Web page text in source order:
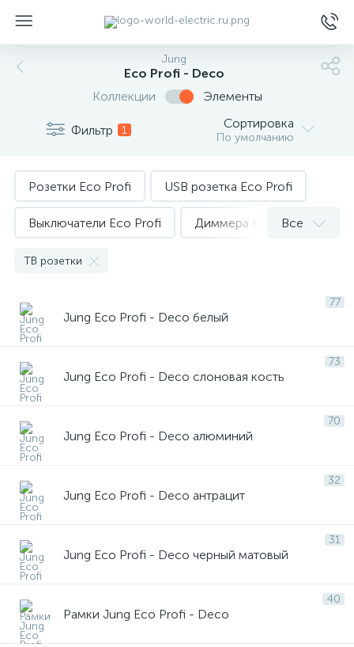
Jung
Eco Profi - Deco
Коллекции
Элементы
Фильтр 1 Сортировка
По умолчанию
Розетки Eco Profi USB розетка Eco Profi
Выключатели Eco Profi Диммера Eco Profi
Терморегуляторы Eco Profi
Телефонные розетки Eco Profi
Компьютерные розетки Eco Profi
Жалюзи - рольставни Eco Profi
Мультимедийные розетки Eco Profi
Датчики движения Eco Profi
Заглушки Eco Profi
Все
ТВ розетки
77
Jung Eco Profi - Deco белый
73
Jung Eco Profi - Deco слоновая кость
70
Jung Eco Profi - Deco алюминий
32
Jung Eco Profi - Deco антрацит
31
Jung Eco Profi - Deco черный матовый
40
Рамки Jung Eco Profi - Deco